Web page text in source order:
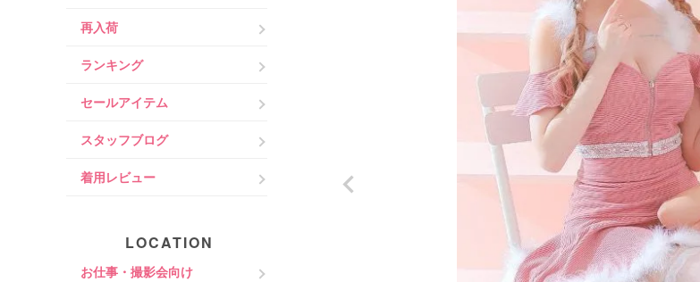
再入荷
ランキング
セールアイテム
スタッフブログ
着用レビュー
LOCATION
お仕事・撮影会向け